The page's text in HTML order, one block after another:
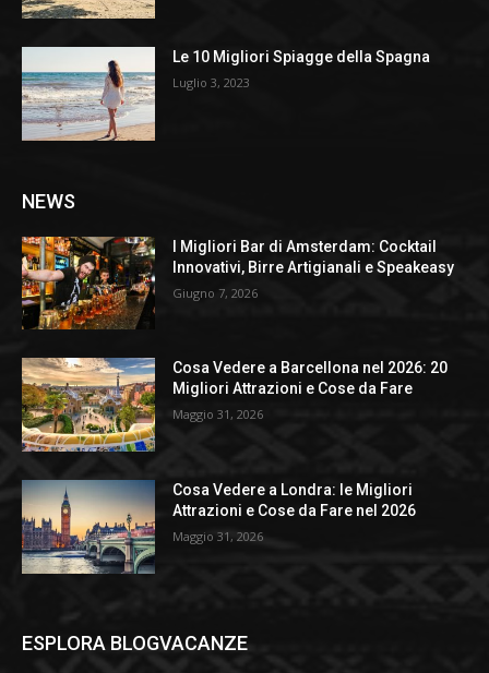
Le 10 Migliori Spiagge della Spagna
Luglio 3, 2023
NEWS
I Migliori Bar di Amsterdam: Cocktail
Innovativi, Birre Artigianali e Speakeasy
Giugno 7, 2026
Cosa Vedere a Barcellona nel 2026: 20
Migliori Attrazioni e Cose da Fare
Maggio 31, 2026
Cosa Vedere a Londra: le Migliori
Attrazioni e Cose da Fare nel 2026
Maggio 31, 2026
ESPLORA BLOGVACANZE